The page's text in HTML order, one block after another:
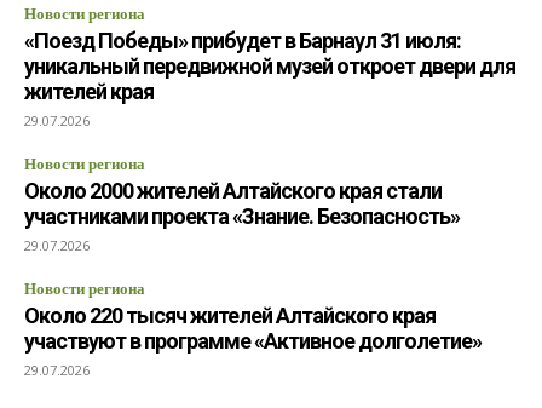
Новости региона
«Поезд Победы» прибудет в Барнаул 31 июля:
уникальный передвижной музей откроет двери для
жителей края
29.07.2026
Новости региона
Около 2000 жителей Алтайского края стали
участниками проекта «Знание. Безопасность»
29.07.2026
Новости региона
Около 220 тысяч жителей Алтайского края
участвуют в программе «Активное долголетие»
29.07.2026